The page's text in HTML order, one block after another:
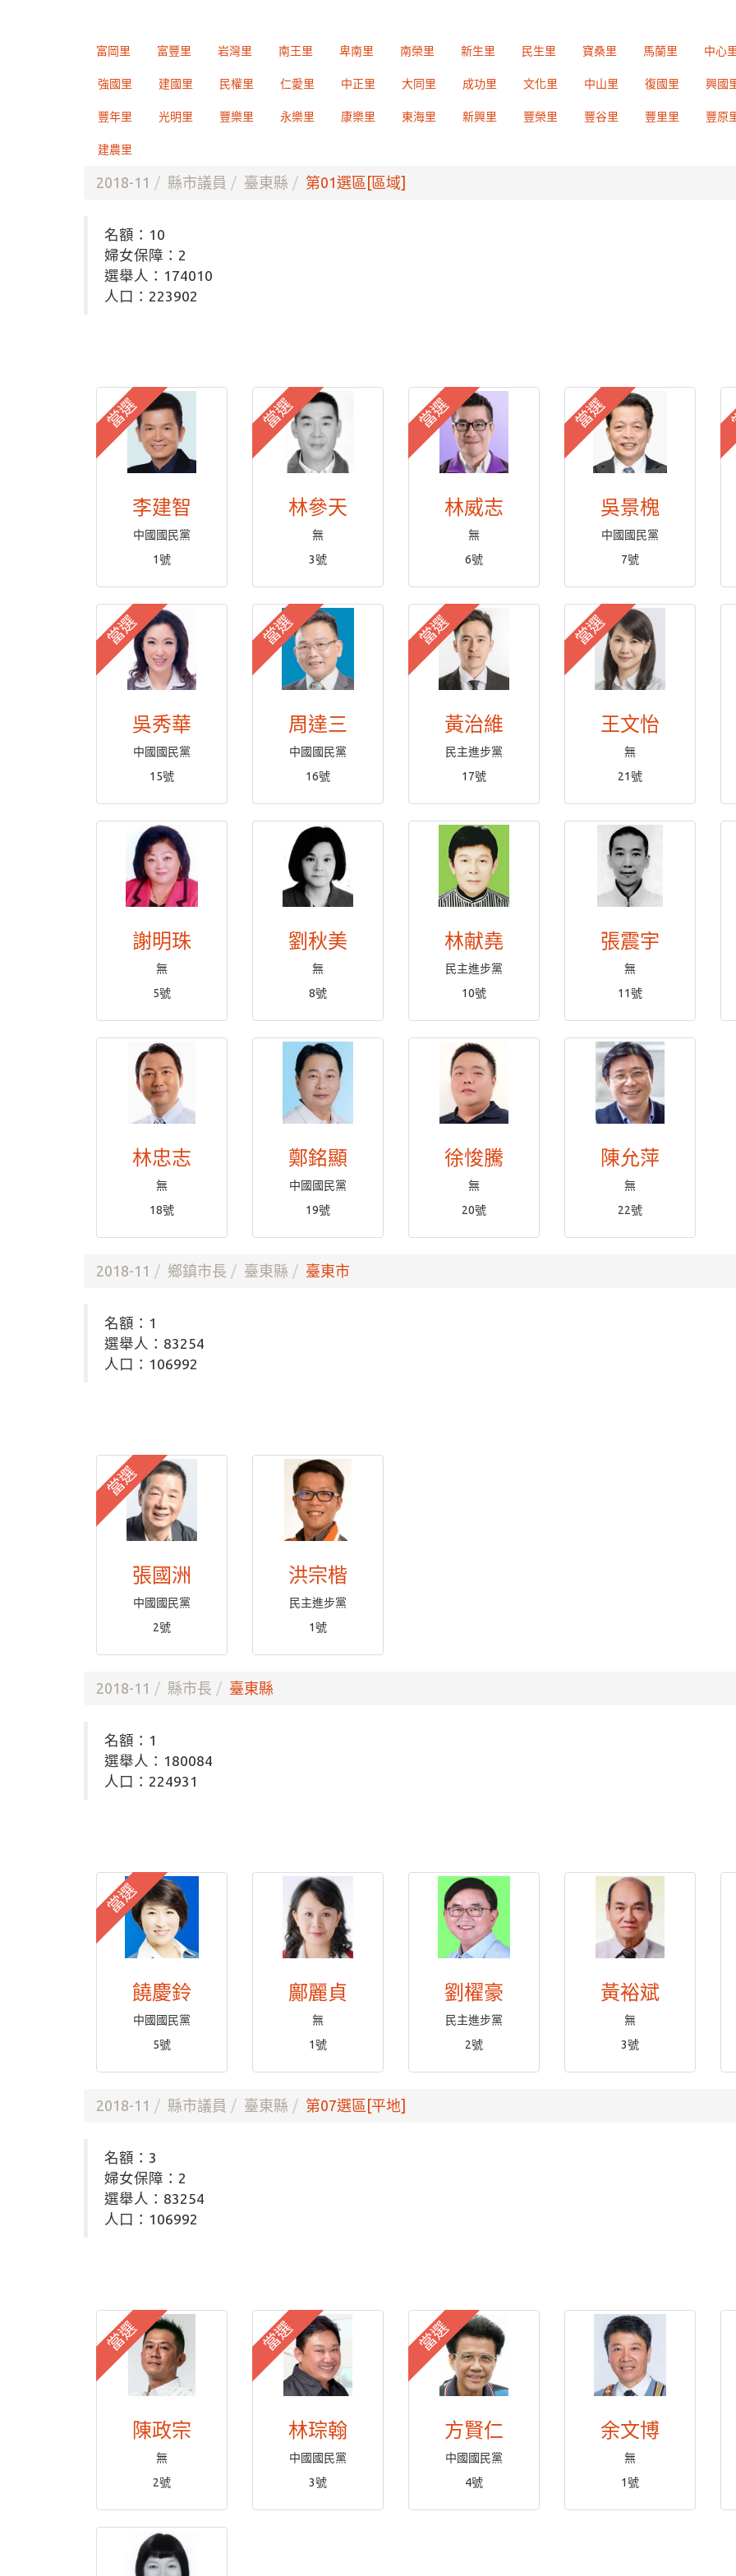
富岡里 富豐里 岩灣里 南王里 卑南里 南榮里 新生里 民生里 寶桑里 馬蘭里 中心
強國里 建國里 民權里 仁愛里 中正里 大同里 成功里 文化里 中山里 復國里 興國
豐年里 光明里 豐樂里 永樂里 康樂里 東海里 新興里 豐榮里 豐谷里 豐里里 豐原
建農里
2018-11 縣市議員 臺東縣 第01選區[區域]
名額：10
婦女保障：2
選舉人：174010
人口：223902
當選
李建智
中國國民黨
1號
當選
林參天
無
3號
當選
林威志
無
6號
當選
吳景槐
中國國民黨
7號
當選
吳秀華
中國國民黨
15號
當選
周達三
中國國民黨
16號
當選
黃治維
民主進步黨
17號
當選
王文怡
無
21號
謝明珠
無
5號
劉秋美
無
8號
林献堯
民主進步黨
10號
張震宇
無
11號
林忠志
無
18號
鄭銘顯
中國國民黨
19號
徐悛騰
無
20號
陳允萍
無
22號
2018-11 鄉鎮市長 臺東縣 臺東市
名額：1
選舉人：83254
人口：106992
當選
張國洲
中國國民黨
2號
洪宗楷
民主進步黨
1號
2018-11 縣市長 臺東縣
名額：1
選舉人：180084
人口：224931
當選
饒慶鈴
中國國民黨
5號
鄺麗貞
無
1號
劉櫂豪
民主進步黨
2號
黃裕斌
無
3號
2018-11 縣市議員 臺東縣 第07選區[平地]
名額：3
婦女保障：2
選舉人：83254
人口：106992
當選
陳政宗
無
2號
當選
林琮翰
中國國民黨
3號
當選
方賢仁
中國國民黨
4號
余文博
無
1號